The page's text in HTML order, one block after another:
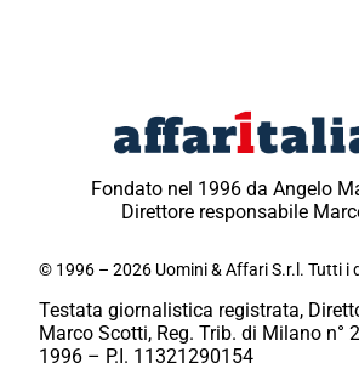
Fondato nel 1996 da Angelo
Direttore responsabile
© 1996 – 2026 Uomini & Affari S.r.l. Tutti i
Testata giornalistica registrata,
Marco Scotti, Reg. Trib. di Milano n°
1996 – P.I. 11321290154